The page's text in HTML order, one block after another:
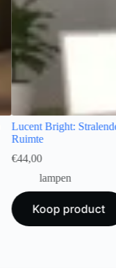
Lucent Bright:
Ruimte
€44,00
lampen
Koop product